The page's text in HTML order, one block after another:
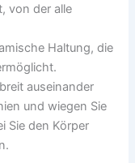
von der alle
Haltung, die
auseinander
und wiegen Sie
Sie den Körper